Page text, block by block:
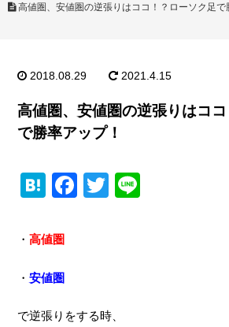
高値圏、安値圏の逆張りはココ！？ローソク足で
2018.08.29 2021.4.15
高値圏、安値圏の逆張りはコ
で勝率アップ！
H
e
a
F
o
T
・高値圏
・安値圏
で逆張りをする時、